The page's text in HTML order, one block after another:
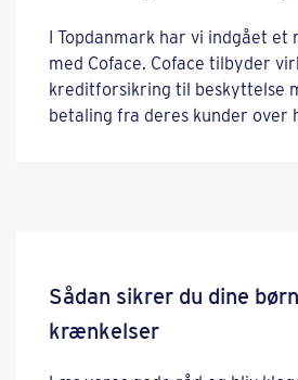
I Topdanmark har vi indgået et
med Coface. Coface tilbyder
kreditforsikring til beskyttelse
betaling fra deres kunder over
Sådan sikrer du dine
krænkelser